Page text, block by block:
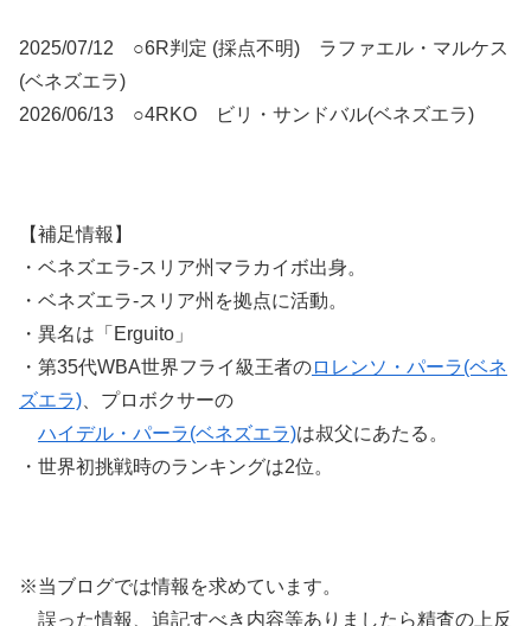
2025/07/12 ○6R判定 (採点不明) ラファエル・マルケス
(ベネズエラ)
2026/06/13 ○4RKO ビリ・サンドバル(ベネズエラ)
【補足情報】
・ベネズエラ-スリア州マラカイボ出身。
・ベネズエラ-スリア州を拠点に活動。
・異名は「Erguito」
・第35代WBA世界フライ級王者のロレンソ・パーラ(ベネ
ズエラ) 、プロボクサーの
ハイデル・パーラ(ベネズエラ)は叔父にあたる。
・世界初挑戦時のランキングは2位。
※当ブログでは情報を求めています。
誤った情報、追記すべき内容等ありましたら精査の上反